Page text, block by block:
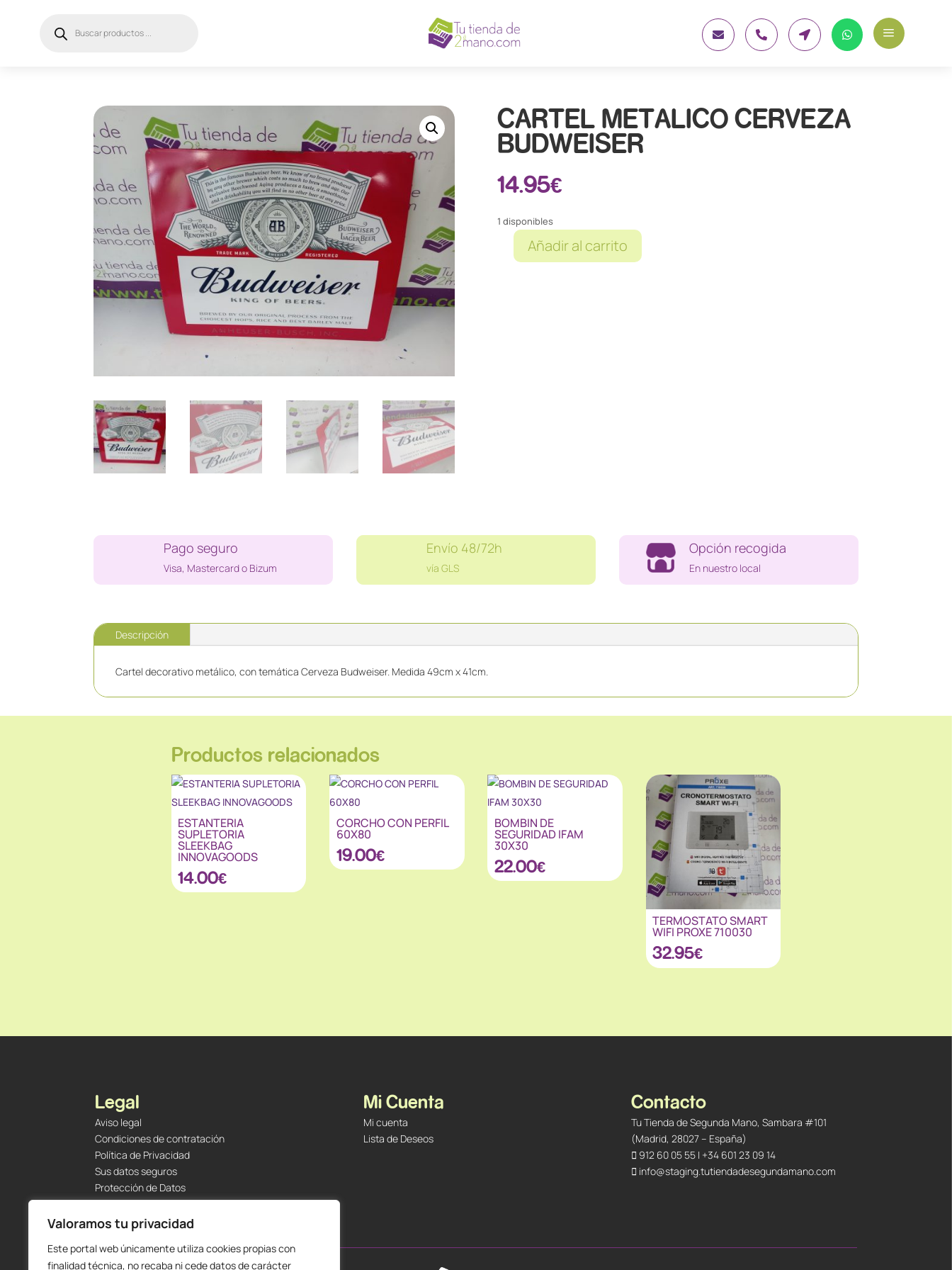
Valoramos tu privacidad
Este portal web únicamente utiliza cookies propias con
finalidad técnica, no recaba ni cede datos de carácter
productos     a
CARTEL METALICO CERVEZA
BUDWEISER
14.95€
1 disponibles
CARTELAñadir al carrito
Pago seguro
Visa, Mastercard o Bizum
Envío 48/72h
vía GLS
Opción recogida
En nuestro local
Descripción
Cartel decorativo metálico, con temática Cerveza Budweiser. Medida 49cm x 41cm.
Productos relacionados
ESTANTERIA
SUPLETORIA
SLEEKBAG
INNOVAGOODS
14.00€
CORCHO CON PERFIL
60X80
19.00€
BOMBIN DE
SEGURIDAD IFAM
30X30
22.00€
TERMOSTATO SMART
WIFI PROXE 710030
32.95€
Legal
Aviso legal
Condiciones de contratación
Política de Privacidad
Sus datos seguros
Protección de Datos
Política de Cookies
Envíos y Devoluciones
Mi Cuenta
Mi cuenta
Lista de Deseos
Contacto
Tu Tienda de Segunda Mano, Sambara #101
(Madrid, 28027 – España)
912 60 05 55| +34 601 23 09 14
info@staging.tutiendadesegundamano.com